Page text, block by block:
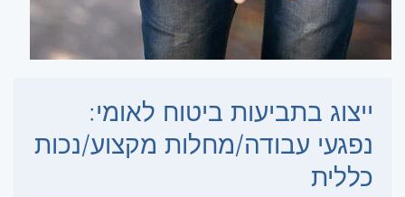
ייצוג בתביעות ביטוח לאומי:
נפגעי עבודה/מחלות מקצוע/נכות
כללית